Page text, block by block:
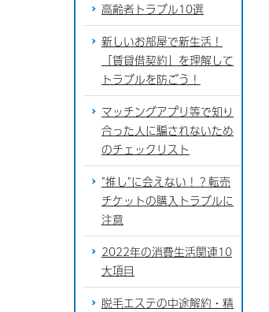
高齢者トラブル10選
新しいお部屋で新生活！
「賃貸借契約」を理解して
トラブルを防ごう！
マッチングアプリ等で知り
合った人に騙されないため
のチェックリスト
"推し"に会えない！？転売
チケットの購入トラブルに
注意
2022年の消費生活関連10
大項目
脱毛エステの中途解約・精